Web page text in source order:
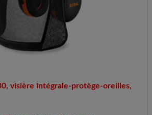
visière intégrale-protège-oreilles,